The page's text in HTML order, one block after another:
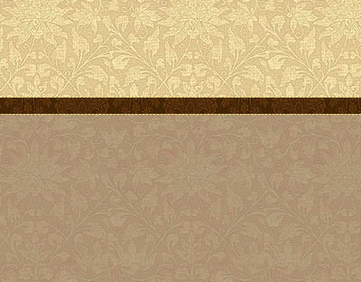
Информационный портал
Собор.by
Новости